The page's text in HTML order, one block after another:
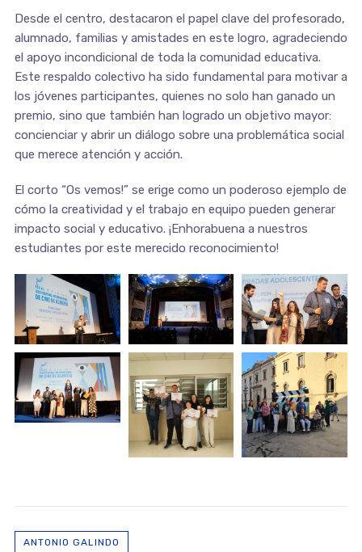
Desde el centro, destacaron el papel clave del profesorado,
alumnado, familias y amistades en este logro, agradeciendo
el apoyo incondicional de toda la comunidad educativa.
Este respaldo colectivo ha sido fundamental para motivar a
los jóvenes participantes, quienes no solo han ganado un
premio, sino que también han logrado un objetivo mayor:
concienciar y abrir un diálogo sobre una problemática social
que merece atención y acción.
El corto “Os vemos!” se erige como un poderoso ejemplo de
cómo la creatividad y el trabajo en equipo pueden generar
impacto social y educativo. ¡Enhorabuena a nuestros
estudiantes por este merecido reconocimiento!
ANTONIO GALINDO